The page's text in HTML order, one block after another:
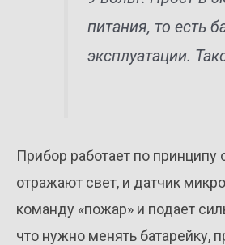
питания, то есть
эксплуатации.
Прибор работает по принципу
отражают свет, и датчик
команду «пожар» и подает
что нужно менять батарейку,